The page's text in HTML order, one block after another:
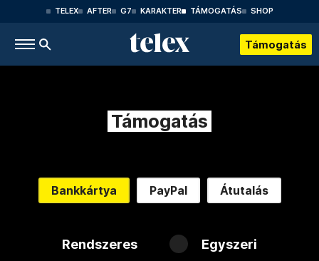
TELEX AFTER G7 KARAKTER TÁMOGATÁS SHOP
Támogatás
Támogatás
Bankkártya PayPal Átutalás
Rendszeres Egyszeri